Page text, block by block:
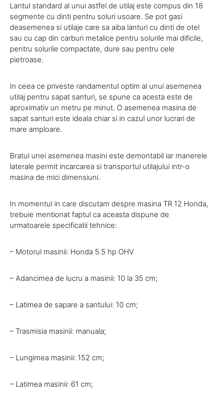
Lantul standard al unui astfel de utilaj este compus din 18
segmente cu dinti pentru soluri usoare. Se pot gasi
deasemenea si utilaje care sa aiba lanturi cu dinti de otel
sau cu cap din carburi metalice pentru solurile mai dificile,
pentru solurile compactate, dure sau pentru cele
pietroase.
In ceea ce priveste randamentul optim al unui asemenea
utilaj pentru sapat santuri, se spune ca acesta este de
aproximativ un metru pe minut. O asemenea masina de
sapat santuri este ideala chiar si in cazul unor lucrari de
mare amploare.
Bratul unei asemenea masini este demontabil iar manerele
laterale permit incarcarea si transportul utilajului intr-o
masina de mici dimensiuni.
In momentul in care discutam despre masina TR 12 Honda,
trebuie mentionat faptul ca aceasta dispune de
urmatoarele specificatii tehnice:
– Motorul masinii: Honda 5.5 hp OHV
– Adancimea de lucru a masinii: 10 la 35 cm;
– Latimea de sapare a santului: 10 cm;
– Trasmisia masinii: manuala;
– Lungimea masinii: 152 cm;
– Latimea masinii: 61 cm;